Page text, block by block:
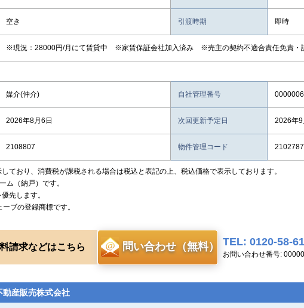
空き 引渡時期 即時
※現況：28000円/月にて賃貸中 ※家賃保証会社加入済み ※売主の契約不適合責任免責・
媒介(仲介) 自社管理番号
2026年8月6日 次回更新予定日 2026年9
2108807 物件管理コード
ており、消費税が課税される場合は税込と表記の上、税込価格で表示しております。
ム（納戸）です。
先します。
ブの登録商標です。
請求などはこちら 問い合わせ（無料） TEL: 0120-58-
お問い合わせ番号:
動産販売株式会社